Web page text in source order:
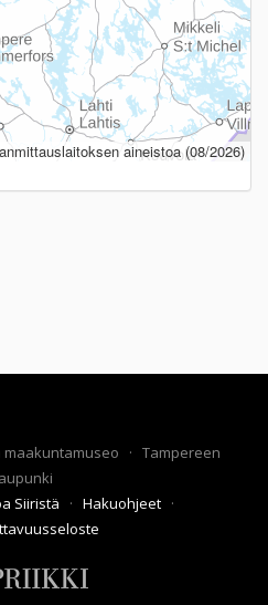
aineistoa (08/2026)
maakuntamuseo · Tampereen
Siiristä · Hakuohjeet ·